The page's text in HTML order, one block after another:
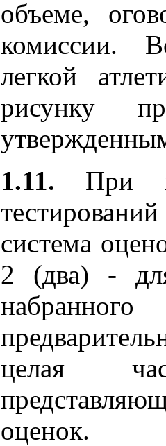
объеме,
комиссии.
легкой
рисунку
1.11. При
система
2 (два) -
целая
оценок.